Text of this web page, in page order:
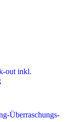
out inkl.
Überraschungs-